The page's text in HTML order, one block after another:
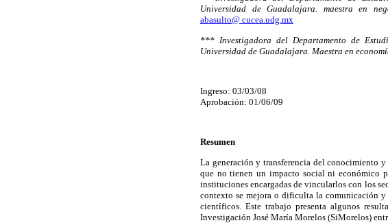
Universidad de Guadalajara. maestra en
abasulto@ cucea.udg.mx
*** Investigadora del Departamento de
Universidad de Guadalajara. Maestra en
Ingreso: 03/03/08
Aprobación: 01/06/09
Resumen
La generación y transferencia del conocimiento
que no tienen un impacto social ni económico
instituciones encargadas de vincularlos con los
contexto se mejora o dificulta la comunicación y
científicos. Este trabajo presenta algunos
Investigación José María Morelos (SiMorelos)